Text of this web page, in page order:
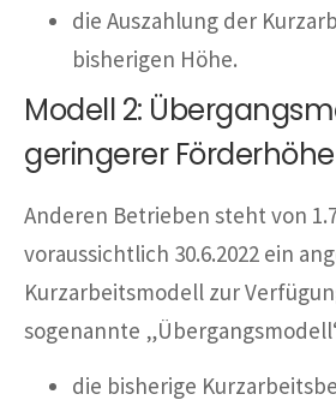
die Auszahlung der
bisherigen Höhe.
Modell 2:
geringerer Förderhöhe
Anderen Betrieben steht von
voraussichtlich 30.6.2022 ein
Kurzarbeitsmodell zur
sogenannte
die bisherige